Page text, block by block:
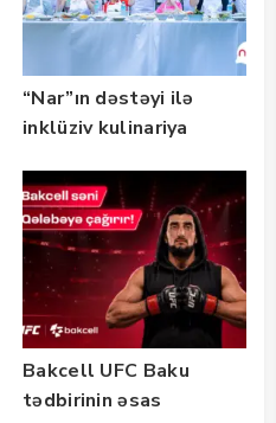
“Nar”ın dəstəyi ilə
inklüziv kulinariya
keçirilib — Fotolar
Bakcell UFC Baku
tədbirinin əsas